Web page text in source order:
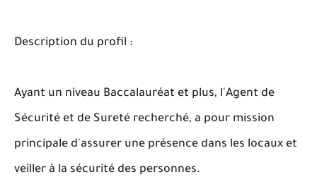
Description du profil :
Ayant un niveau Baccalauréat et plus, l'Agent de
Sécurité et de Sureté recherché, a pour mission
principale d'assurer une présence dans les locaux et
veiller à la sécurité des personnes.